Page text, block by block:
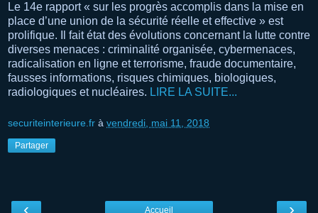
Le 14e rapport « sur les progrès accomplis dans la mise en
place d’une union de la sécurité réelle et effective » est
prolifique. Il fait état des évolutions concernant la lutte contre
diverses menaces : criminalité organisée, cybermenaces,
radicalisation en ligne et terrorisme, fraude documentaire,
fausses informations, risques chimiques, biologiques,
radiologiques et nucléaires. LIRE LA SUITE...
securiteinterieure.fr à vendredi, mai 11, 2018
Partager
Accueil